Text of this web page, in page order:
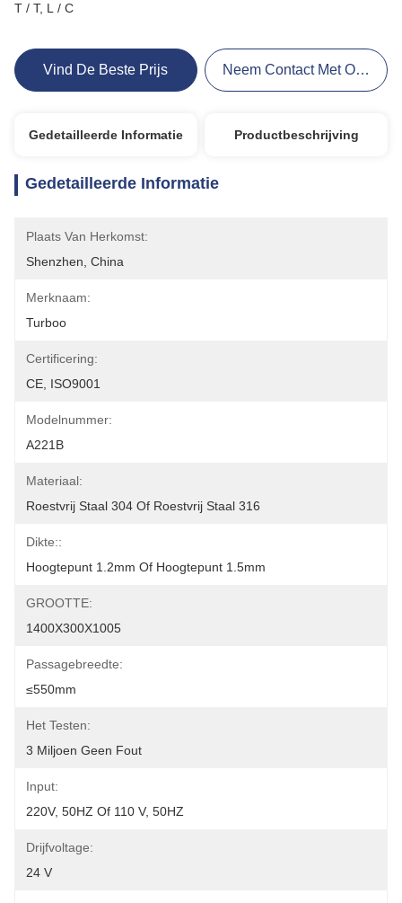
T / T, L / C
Vind De Beste Prijs Neem Contact Met Ons Op
Gedetailleerde Informatie Productbeschrijving
Gedetailleerde Informatie
Plaats Van Herkomst:
Shenzhen, China
Merknaam:
Turboo
Certificering:
CE, ISO9001
Modelnummer:
A221B
Materiaal:
Roestvrij Staal 304 Of Roestvrij Staal 316
Dikte::
Hoogtepunt 1.2mm Of Hoogtepunt 1.5mm
GROOTTE:
1400X300X1005
Passagebreedte:
≤550mm
Het Testen:
3 Miljoen Geen Fout
Input:
220V, 50HZ Of 110 V, 50HZ
Drijfvoltage:
24 V